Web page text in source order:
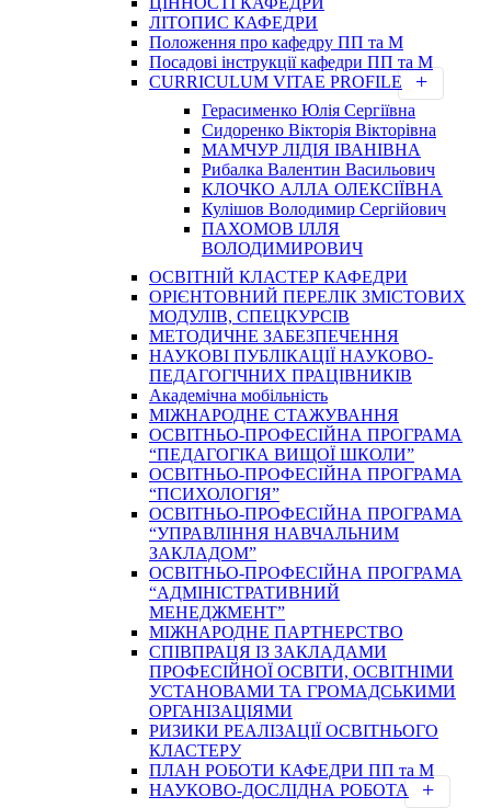
ЛІТОПИС КАФЕДРИ
Положення про кафедру ПП та М
Посадові інструкції кафедри ПП та М
CURRICULUM VITAE PROFILE
Герасименко Юлія Сергіївна
Сидоренко Вікторія Вікторівна
МАМЧУР ЛІДІЯ ІВАНІВНА
Рибалка Валентин Васильович
КЛОЧКО АЛЛА ОЛЕКСІЇВНА
Кулішов Володимир Сергійович
ПАХОМОВ ІЛЛЯ
ВОЛОДИМИРОВИЧ
ОСВІТНІЙ КЛАСТЕР КАФЕДРИ
ОРІЄНТОВНИЙ ПЕРЕЛІК ЗМІСТОВИХ
МОДУЛІВ, СПЕЦКУРСІВ
МЕТОДИЧНЕ ЗАБЕЗПЕЧЕННЯ
НАУКОВІ ПУБЛІКАЦІЇ НАУКОВО-
ПЕДАГОГІЧНИХ ПРАЦІВНИКІВ
Академічна мобільність
МІЖНАРОДНЕ СТАЖУВАННЯ
ОСВІТНЬО-ПРОФЕСІЙНА ПРОГРАМА
“ПЕДАГОГІКА ВИЩОЇ ШКОЛИ”
ОСВІТНЬО-ПРОФЕСІЙНА ПРОГРАМА
“ПСИХОЛОГІЯ”
ОСВІТНЬО-ПРОФЕСІЙНА ПРОГРАМА
“УПРАВЛІННЯ НАВЧАЛЬНИМ
ЗАКЛАДОМ”
ОСВІТНЬО-ПРОФЕСІЙНА ПРОГРАМА
“АДМІНІСТРАТИВНИЙ
МЕНЕДЖМЕНТ”
МІЖНАРОДНЕ ПАРТНЕРСТВО
СПІВПРАЦЯ ІЗ ЗАКЛАДАМИ
ПРОФЕСІЙНОЇ ОСВІТИ, ОСВІТНІМИ
УСТАНОВАМИ ТА ГРОМАДСЬКИМИ
ОРГАНІЗАЦІЯМИ
РИЗИКИ РЕАЛІЗАЦІЇ ОСВІТНЬОГО
КЛАСТЕРУ
ПЛАН РОБОТИ КАФЕДРИ ПП та М
НАУКОВО-ДОСЛІДНА РОБОТА